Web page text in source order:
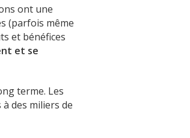
ont une
(parfois même
et bénéfices
et se
terme. Les
des miliers de